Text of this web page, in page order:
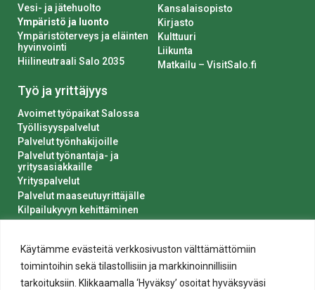
Käytämme evästeitä verkkosivuston välttämättömiin
toimintoihin sekä tilastollisiin ja markkinoinnillisiin
tarkoituksiin. Klikkaamalla ‘Hyväksy’ osoitat hyväksyväsi
Vesi- ja jätehuolto
Ympäristö ja luonto
Ympäristöterveys ja eläinten
hyvinvointi
Hiilineutraali Salo 2035
Työ ja yrittäjyys
Avoimet työpaikat Salossa
Työllisyyspalvelut
Palvelut työnhakijoille
Palvelut työnantaja- ja
yritysasiakkaille
Yrityspalvelut
Palvelut maaseutuyrittäjälle
Kilpailukyvyn kehittäminen
Kansalaisopisto
Kirjasto
Kulttuuri
Liikunta
Matkailu – VisitSalo.fi